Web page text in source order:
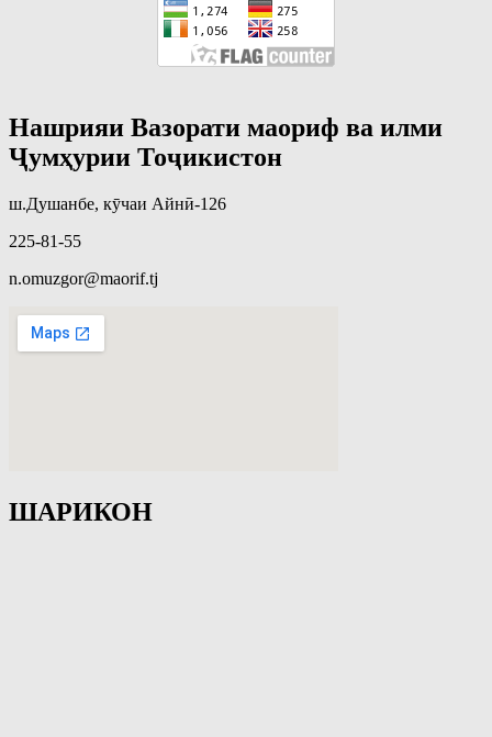
Нашрияи Вазорати маориф ва илми
Ҷумҳурии Тоҷикистон
ш.Душанбе, кӯчаи Айнӣ-126
225-81-55
n.omuzgor@maorif.tj
ШАРИКОН